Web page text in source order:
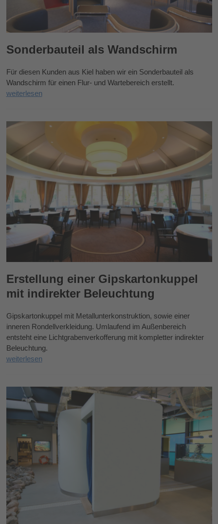
Sonderbauteil als Wandschirm
Für diesen Kunden aus Kiel haben wir ein Sonderbauteil als
Wandschirm für einen Flur- und Wartebereich erstellt.
weiterlesen
Erstellung einer Gipskartonkuppel
mit indirekter Beleuchtung
Gipskartonkuppel mit Metallunterkonstruktion, sowie einer
inneren Rondellverkleidung. Umlaufend im Außenbereich
entsteht eine Lichtgrabenverkofferung mit kompletter indirekter
Beleuchtung.
weiterlesen